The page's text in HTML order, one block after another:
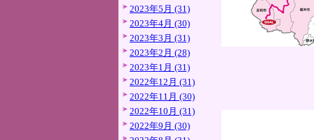
2023年5月 (31)
2023年4月 (30)
2023年3月 (31)
2023年2月 (28)
2023年1月 (31)
2022年12月 (31)
2022年11月 (30)
2022年10月 (31)
2022年9月 (30)